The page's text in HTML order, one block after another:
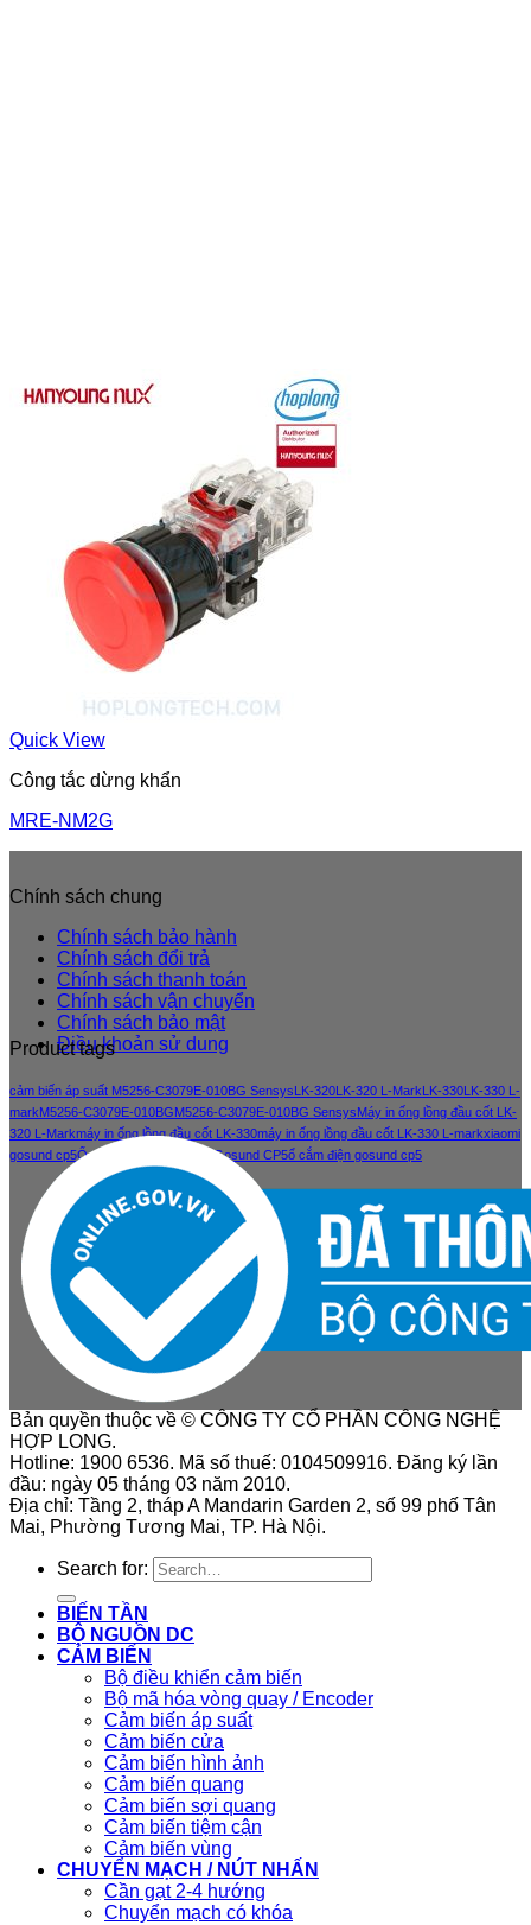
Quick View
Công tắc dừng khẩn
MRE-NM2G
Chính sách chung
Chính sách bảo hành
Chính sách đổi trả
Chính sách thanh toán
Chính sách vận chuyển
Chính sách bảo mật
Điều khoản sử dung
Product tags
cảm biến áp suất M5256-C3079E-010BG Sensys LK-320 LK-320 L-Mark LK-330 LK-330 L-
markM5256-C3079E-010BGM5256-C3079E-010BG SensysMáy in ống lồng đầu cốt LK-
320 L-Markmáy in ống lồng đầu cốt LK-330máy in ống lồng đầu cốt LK-330 L-markxiaomi
gosund cp5Ổ cắm điện thông minh Gosund CP5ổ cắm điện gosund cp5
Bản quyền thuộc về © CÔNG TY CỔ PHẦN CÔNG NGHỆ
HỢP LONG.
Hotline: 1900 6536. Mã số thuế: 0104509916. Đăng ký lần
đầu: ngày 05 tháng 03 năm 2010.
Địa chỉ: Tầng 2, tháp A Mandarin Garden 2, số 99 phố Tân
Mai, Phường Tương Mai, TP. Hà Nội.
Search for:
BIẾN TẦN
BỘ NGUỒN DC
CẢM BIẾN
Bộ điều khiển cảm biến
Bộ mã hóa vòng quay / Encoder
Cảm biến áp suất
Cảm biến cửa
Cảm biến hình ảnh
Cảm biến quang
Cảm biến sợi quang
Cảm biến tiệm cận
Cảm biến vùng
CHUYỂN MẠCH / NÚT NHẤN
Cần gạt 2-4 hướng
Chuyển mạch có khóa